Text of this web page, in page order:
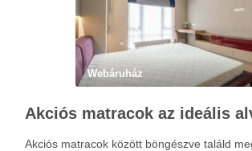
Webáruház
Akciós matracok között böngészve találd